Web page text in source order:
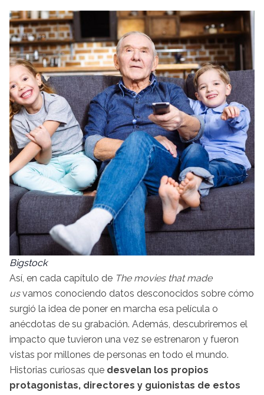
Bigstock
Así, en cada capítulo de The movies that made
usvamos conociendo datos desconocidos sobre cómo
surgió la idea de poner en marcha esa película o
anécdotas de su grabación. Además, descubriremos el
impacto que tuvieron una vez se estrenaron y fueron
vistas por millones de personas en todo el mundo.
Historias curiosas que desvelan los propios
protagonistas, directores y guionistas de estos